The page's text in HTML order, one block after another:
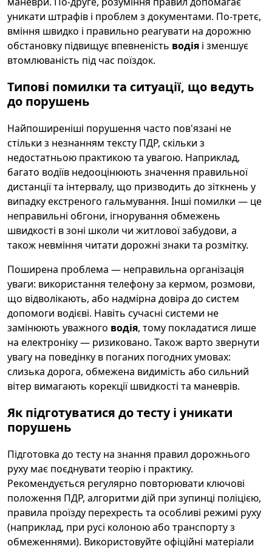
уникати штрафів і проблем з документами. По-третє,
вміння швидко і правильно реагувати на дорожню
обстановку підвищує впевненість водія і зменшує
втомлюваність під час поїздок.
Типові помилки та ситуації, що ведуть
до порушень
Найпоширеніші порушення часто пов'язані не
стільки з незнанням тексту ПДР, скільки з
недостатньою практикою та увагою. Наприклад,
багато водіїв недооцінюють значення правильної
дистанції та інтервалу, що призводить до зіткнень у
випадку екстреного гальмування. Інші помилки — це
неправильні обгони, ігнорування обмежень
швидкості в зоні школи чи житлової забудови, а
також невміння читати дорожні знаки та розмітку.
Поширена проблема — неправильна організація
уваги: використання телефону за кермом, розмови,
що відволікають, або надмірна довіра до систем
допомоги водієві. Навіть сучасні системи не
замінюють уважного водія, тому покладатися лише
на електроніку — ризиковано. Також варто звернути
увагу на поведінку в поганих погодних умовах:
слизька дорога, обмежена видимість або сильний
вітер вимагають корекції швидкості та маневрів.
Як підготуватися до тесту і уникати
порушень
Підготовка до тесту на знання правил дорожнього
руху має поєднувати теорію і практику.
Рекомендується регулярно повторювати ключові
положення ПДР, алгоритми дій при зупинці поліцією,
правила проїзду перехресть та особливі режимі руху
(наприклад, при русі колоною або транспорту з
обмеженнями). Використовуйте офіційні матеріали